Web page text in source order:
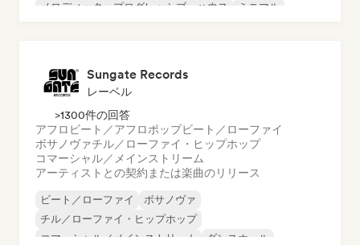
メロディック・プログレッシブ・ハウス
ミニマル
Sungate Records
レーベル
>1300件の回答
アフロビート／アフロポップビート／ローファイ
ボサノヴァチル／ローファイ・ヒップホップ
コマーシャル／メインストリーム
アーティストとの契約または楽曲のリリース
ビート／ローファイ
ボサノヴァ
チル／ローファイ・ヒップホップ
コマーシャル／メインストリーム
ダンスホール